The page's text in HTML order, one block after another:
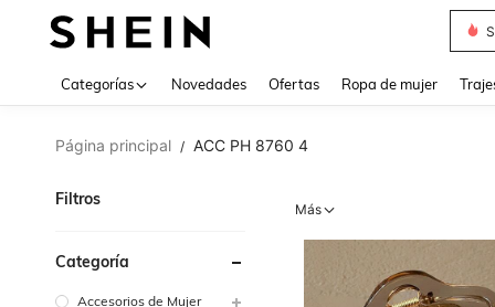
Categorías Novedades Ofertas Ropa de mujer
Página principal / ACC PH 8760 4
Filtros
Categoría
Accesorios de Mujer
Más